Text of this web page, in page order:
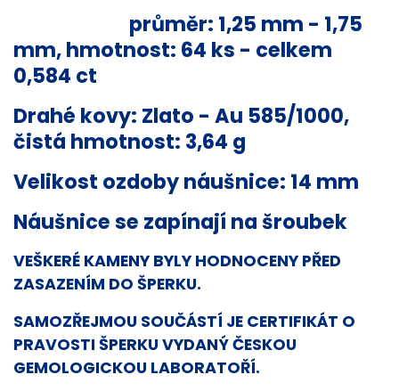
průměr: 1,25 mm - 1,75
mm, hmotnost: 64 ks - celkem
0,584 ct
Drahé kovy: Zlato - Au 585/1000,
čistá hmotnost: 3,64 g
Velikost ozdoby náušnice: 14 mm
Náušnice se zapínají na šroubek
VEŠKERÉ KAMENY BYLY HODNOCENY PŘED
ZASAZENÍM DO ŠPERKU.
SAMOZŘEJMOU SOUČÁSTÍ JE CERTIFIKÁT O
PRAVOSTI ŠPERKU VYDANÝ ČESKOU
GEMOLOGICKOU LABORATOŘÍ.